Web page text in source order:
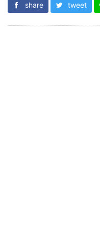
share tweet